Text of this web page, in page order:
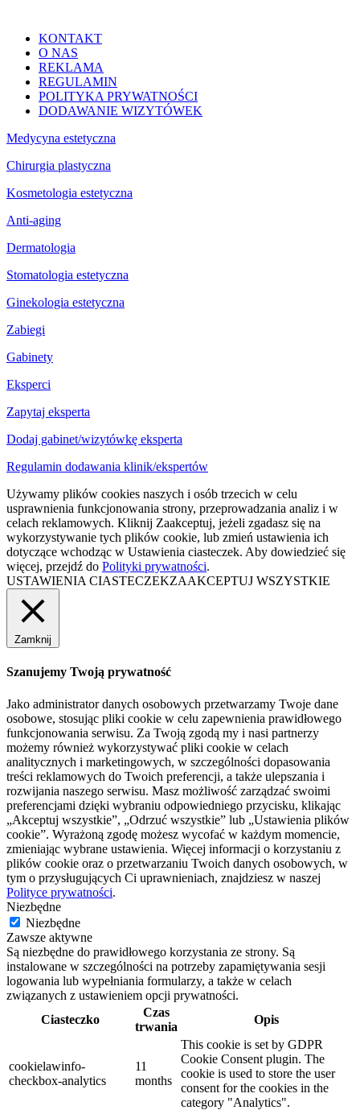
KONTAKT
O NAS
REKLAMA
REGULAMIN
POLITYKA PRYWATNOŚCI
DODAWANIE WIZYTÓWEK
Medycyna estetyczna
Chirurgia plastyczna
Kosmetologia estetyczna
Anti-aging
Dermatologia
Stomatologia estetyczna
Ginekologia estetyczna
Zabiegi
Gabinety
Eksperci
Zapytaj eksperta
Dodaj gabinet/wizytówkę eksperta
Regulamin dodawania klinik/ekspertów
Używamy plików cookies naszych i osób trzecich w celu
usprawnienia funkcjonowania strony, przeprowadzania analiz i w
celach reklamowych. Kliknij Zaakceptuj, jeżeli zgadasz się na
wykorzystywanie tych plików cookie, lub zmień ustawienia ich
dotyczące wchodząc w Ustawienia ciasteczek. Aby dowiedzieć się
więcej, przejdź do Polityki prywatności.
USTAWIENIA CIASTECZEKZAAKCEPTUJ WSZYSTKIE
Zamknij
Szanujemy Twoją prywatność
Jako administrator danych osobowych przetwarzamy Twoje dane
osobowe, stosując pliki cookie w celu zapewnienia prawidłowego
funkcjonowania serwisu. Za Twoją zgodą my i nasi partnerzy
możemy również wykorzystywać pliki cookie w celach
analitycznych i marketingowych, w szczególności dopasowania
treści reklamowych do Twoich preferencji, a także ulepszania i
rozwijania naszego serwisu. Masz możliwość zarządzać swoimi
preferencjami dzięki wybraniu odpowiedniego przycisku, klikając
„Akceptuj wszystkie”, „Odrzuć wszystkie” lub „Ustawienia plików
cookie”. Wyrażoną zgodę możesz wycofać w każdym momencie,
zmieniając wybrane ustawienia. Więcej informacji o korzystaniu z
plików cookie oraz o przetwarzaniu Twoich danych osobowych, w
tym o przysługujących Ci uprawnieniach, znajdziesz w naszej
Polityce prywatności.
Niezbędne
Niezbędne
Zawsze aktywne
Są niezbędne do prawidłowego korzystania ze strony. Są
instalowane w szczególności na potrzeby zapamiętywania sesji
logowania lub wypełniania formularzy, a także w celach
związanych z ustawieniem opcji prywatności.
Ciasteczko
Czas
trwania
Opis
cookielawinfo-
checkbox-analytics
11
months
This cookie is set by GDPR
Cookie Consent plugin. The
cookie is used to store the user
consent for the cookies in the
category "Analytics".